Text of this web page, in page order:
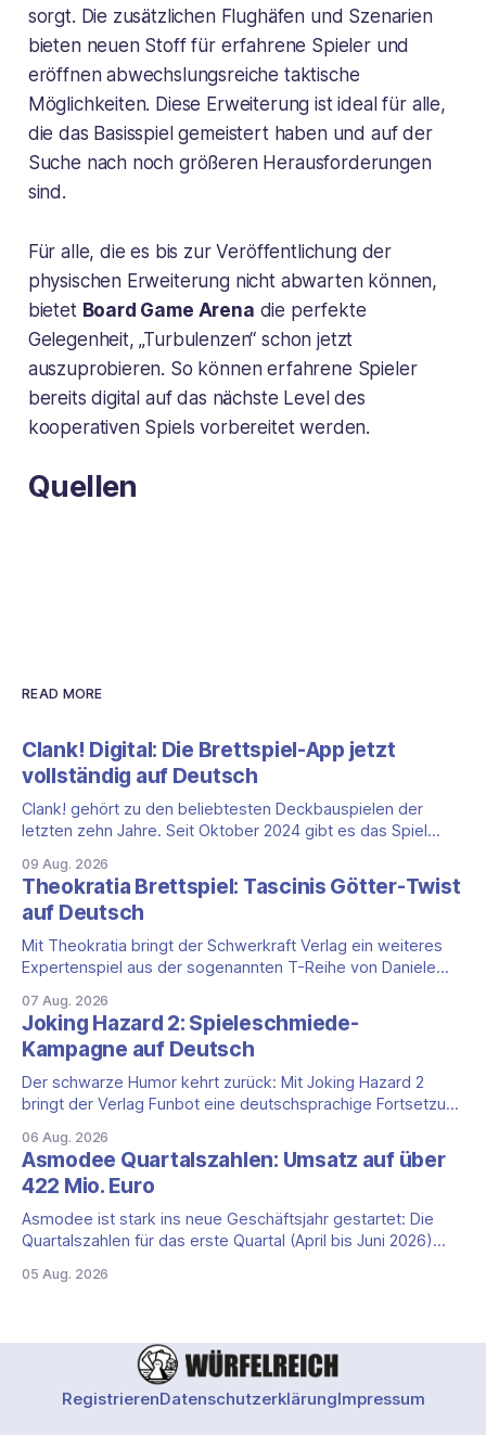
sorgt. Die zusätzlichen Flughäfen und Szenarien
bieten neuen Stoff für erfahrene Spieler und
eröffnen abwechslungsreiche taktische
Möglichkeiten. Diese Erweiterung ist ideal für alle,
die das Basisspiel gemeistert haben und auf der
Suche nach noch größeren Herausforderungen
sind.
Für alle, die es bis zur Veröffentlichung der
physischen Erweiterung nicht abwarten können,
bietet Board Game Arena die perfekte
Gelegenheit, „Turbulenzen“ schon jetzt
auszuprobieren. So können erfahrene Spieler
bereits digital auf das nächste Level des
kooperativen Spiels vorbereitet werden.
Quellen
READ MORE
Clank! Digital: Die Brettspiel-App jetzt
vollständig auf Deutsch
Clank! gehört zu den beliebtesten Deckbauspielen der
letzten zehn Jahre. Seit Oktober 2024 gibt es das Spiel
für die DACH-Region: Clank! Digital ist komplett auf Deutsch
lokalisiert, Benutzeroberfläche, Sprachausgabe und
Untertitel inklusive. Was steckt hinter Clank!? Clank!: A
Deck-
09 Aug. 2026
Theokratia Brettspiel: Tascinis Götter-Twist
auf Deutsch
Mit Theokratia bringt der Schwerkraft Verlag ein weiteres
Expertenspiel aus der sogenannten T-Reihe von Daniele
Tekhenu und Tzolk'in gehören. Der Aufhänger ist ein
ungewöhnlicher Perspektivwechsel: Sie steuern nicht die
eigene Zivilisation, sondern eine hochentwickelte
außerirdische Gottheit, die vier
07 Aug. 2026
Joking Hazard 2: Spieleschmiede-
Kampagne auf Deutsch
Der schwarze Humor kehrt zurück: Mit Joking Hazard 2
bringt der Verlag Funbot eine deutschsprachige Fortsetzung
Happiness (Explosm) auf die Spieleschmiede. Wir ordnen
ein, was die Kampagne unter dem Motto „Die fiesen
Comics sind zurück!" bietet und wo sie schweigt.
06 Aug. 2026
Asmodee Quartalszahlen: Umsatz auf über
422 Mio. Euro
Asmodee ist stark ins neue Geschäftsjahr gestartet: Die
Quartalszahlen für das erste Quartal (April bis Juni 2026)
Prozent auf 422,1 Millionen Euro. Getragen wird das
Brettspielgeschäft wieder
05 Aug. 2026
RegistrierenDatenschutzerklärungImpressum